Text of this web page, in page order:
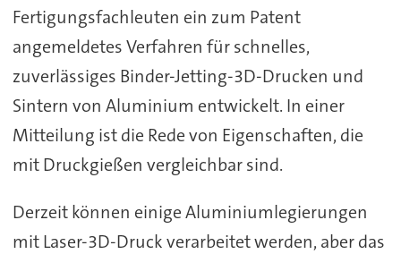
Fertigungsfachleuten ein zum Patent
angemeldetes Verfahren für schnelles,
zuverlässiges Binder-Jetting-3D-Drucken und
Sintern von Aluminium entwickelt. In einer
Mitteilung ist die Rede von Eigenschaften, die
mit Druckgießen vergleichbar sind.
Derzeit können einige Aluminiumlegierungen
mit Laser-3D-Druck verarbeitet werden, aber das